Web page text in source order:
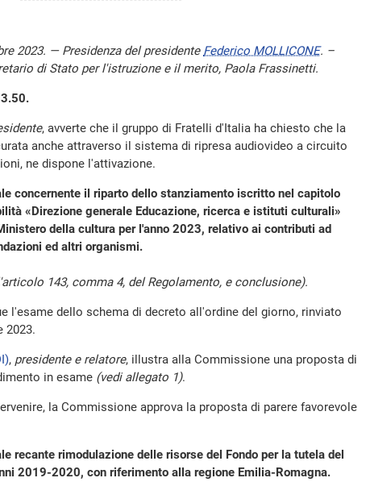
2023. — Presidenza del presidente Federico MOLLICONE. –
di Stato per l'istruzione e il merito, Paola Frassinetti.
, avverte che il gruppo di Fratelli d'Italia ha chiesto che la
anche attraverso il sistema di ripresa audiovideo a circuito
ne dispone l'attivazione.
concernente il riparto dello stanziamento iscritto nel capitolo
«Direzione generale Educazione, ricerca e istituti culturali»
della cultura per l'anno 2023, relativo ai contributi ad
ed altri organismi.
143, comma 4, del Regolamento, e conclusione).
dello schema di decreto all'ordine del giorno, rinviato
2023.
, presidente e relatore, illustra alla Commissione una proposta di
in esame (vedi allegato 1).
la Commissione approva la proposta di parere favorevole
recante rimodulazione delle risorse del Fondo per la tutela del
2019-2020, con riferimento alla regione Emilia-Romagna.